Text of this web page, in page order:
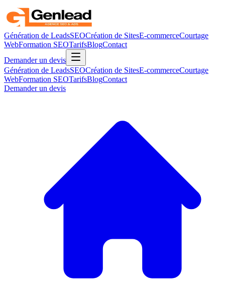
Génération de LeadsSEOCréation de SitesE-commerceCourtage
WebFormation SEOTarifsBlogContact
Demander un devis
Génération de LeadsSEOCréation de SitesE-commerceCourtage
WebFormation SEOTarifsBlogContact
Demander un devis